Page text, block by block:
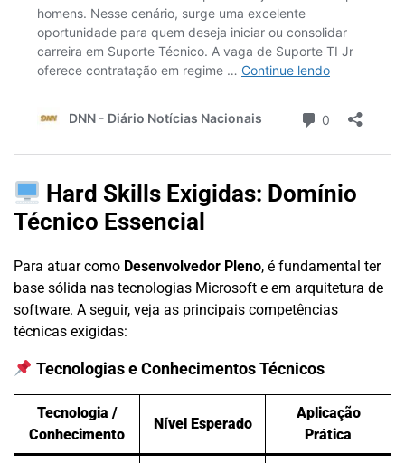
Hard Skills Exigidas: Domínio
Técnico Essencial
Para atuar como Desenvolvedor Pleno, é fundamental ter
base sólida nas tecnologias Microsoft e em arquitetura de
software. A seguir, veja as principais competências
técnicas exigidas:
Tecnologias e Conhecimentos Técnicos
Tecnologia /
Conhecimento
Nível Esperado
Aplicação
Prática